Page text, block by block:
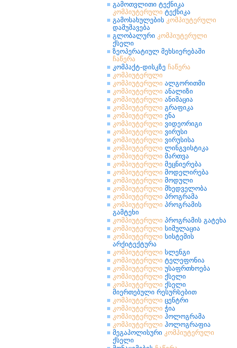
გამოთვლითი ტექნიკა
კომპიუტერული ტექნიკა
გამოსახულების კომპიუტერული
დამუშავება
გლობალური კომპიუტერული
ქსელი
ზეოპერატიულ მეხსიერებაში
ჩაწერა
კომპაქტ-დისკზე ჩაწერა
კომპიუტერული
კომპიუტერული ალგორითმი
კომპიუტერული ანალიზი
კომპიუტერული ანიმაცია
კომპიუტერული გრაფიკა
კომპიუტერული ენა
კომპიუტერული ვიდეორიგი
კომპიუტერული ვირუსი
კომპიუტერული ვირუსისა
კომპიუტერული ლინგვისტიკა
კომპიუტერული მართვა
კომპიუტერული მეცნიერება
კომპიუტერული მოდელირება
კომპიუტერული მოდული
კომპიუტერული მხედველობა
კომპიუტერული პროგრამა
კომპიუტერული პროგრამის
გამტეხი
კომპიუტერული პროგრამის გატეხა
კომპიუტერული სიმულაცია
კომპიუტერული სისტემის
არქიტექტურა
კომპიუტერული სლენგი
კომპიუტერული ტელეფონია
კომპიუტერული უსაფრთხოება
კომპიუტერული ქსელი
კომპიუტერული ქსელი
მიერთებული რესურსებით
კომპიუტერული ცენტრი
კომპიუტერული ჭია
კომპიუტერული ჰოლოგრამა
კომპიუტერული ჰოლოგრაფია
მეგაპოლისური კომპიუტერული
ქსელი